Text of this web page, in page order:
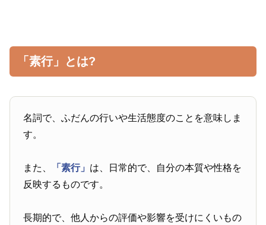
「素行」とは?
名詞で、ふだんの行いや生活態度のことを意味しま
す。
また、 「素行」 は、日常的で、自分の本質や性格を
反映するものです。
長期的で、他人からの評価や影響を受けにくいもの